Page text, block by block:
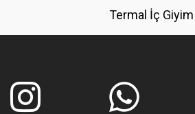
Termal İç Giyim